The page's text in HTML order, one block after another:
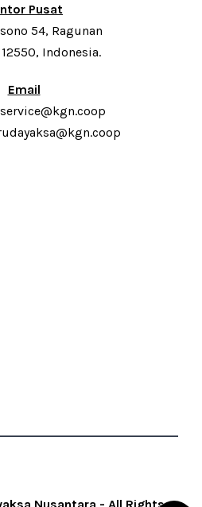
Pusat
54, Ragunan
Indonesia.
Email